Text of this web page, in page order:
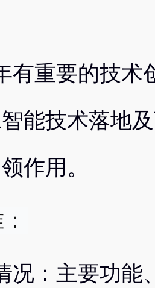
有重要的技术
能技术落地
作用。
况：主要功能